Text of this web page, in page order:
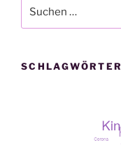
nach:
SCHLAGWÖRTER